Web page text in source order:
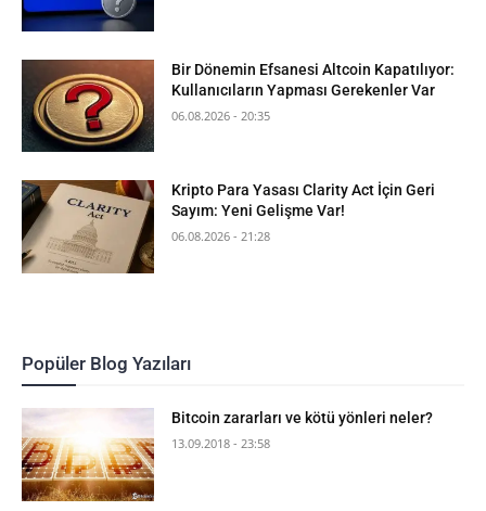
Bir Dönemin Efsanesi Altcoin Kapatılıyor:
Kullanıcıların Yapması Gerekenler Var
06.08.2026 - 20:35
Kripto Para Yasası Clarity Act İçin Geri
Sayım: Yeni Gelişme Var!
06.08.2026 - 21:28
Popüler Blog Yazıları
Bitcoin zararları ve kötü yönleri neler?
13.09.2018 - 23:58